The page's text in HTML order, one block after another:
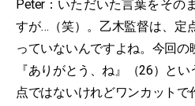
Peter：いただいた言葉をその
すが…（笑）。乙木監督は、定
っていないんですよね。今回
『ありがとう、ね』（26）と
点ではないけれどワンカット